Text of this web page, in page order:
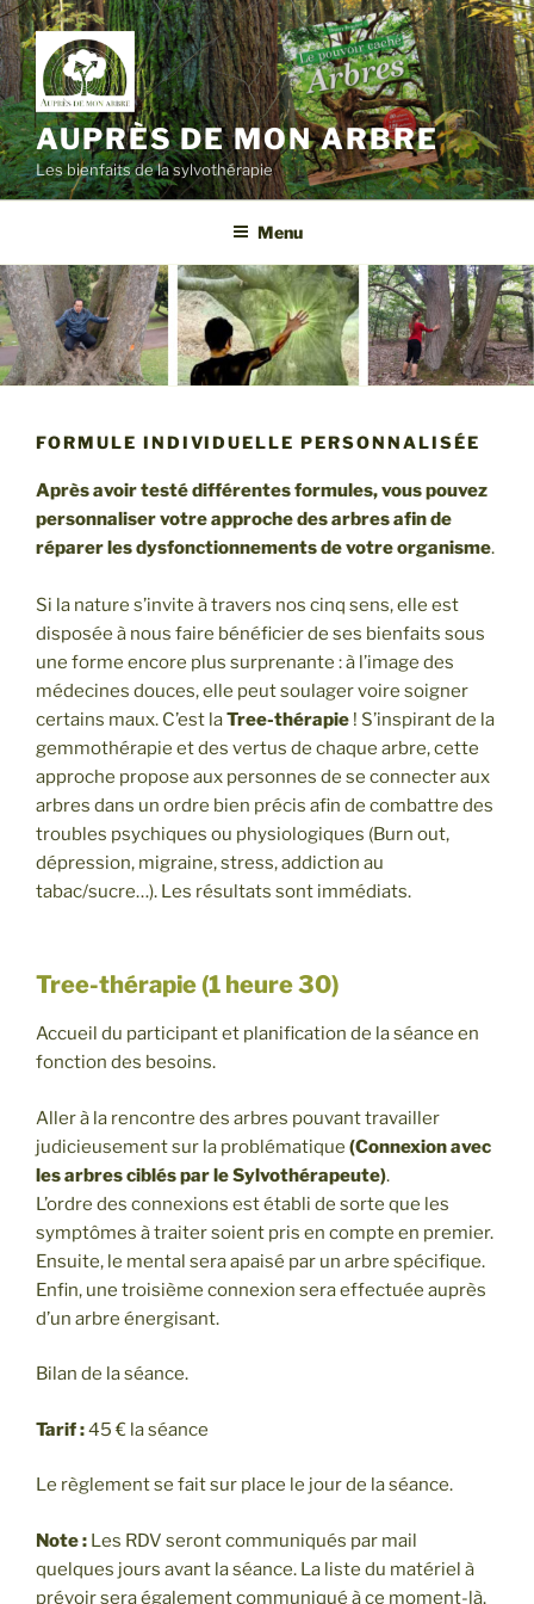
Aller
au
contenu
principal
AUPRÈS DE MON ARBRE
Les bienfaits de la sylvothérapie
Menu
FORMULE INDIVIDUELLE PERSONNALISÉE
Après avoir testé différentes formules, vous pouvez
personnaliser votre approche des arbres afin de
réparer les dysfonctionnements de votre organisme.
Si la nature s’invite à travers nos cinq sens, elle est
disposée à nous faire bénéficier de ses bienfaits sous
une forme encore plus surprenante : à l’image des
médecines douces, elle peut soulager voire soigner
certains maux. C’est laTree-thérapie ! S’inspirant de la
gemmothérapie et des vertus de chaque arbre, cette
approche propose aux personnes de se connecter aux
arbres dans un ordre bien précis afin de combattre des
troubles psychiques ou physiologiques (Burn out,
dépression, migraine, stress, addiction au
tabac/sucre…). Les résultats sont immédiats.
Tree-thérapie (1 heure 30)
Accueil du participant et planification de la séance en
fonction des besoins.
Aller à la rencontre des arbres pouvant travailler
judicieusement sur la problématique (Connexion avec
les arbres ciblés par le Sylvothérapeute).
L’ordre des connexions est établi de sorte que les
symptômes à traiter soient pris en compte en premier.
Ensuite, le mental sera apaisé par un arbre spécifique.
Enfin, une troisième connexion sera effectuée auprès
d’un arbre énergisant.
Bilan de la séance.
Tarif :45 € la séance
Le règlement se fait sur place le jour de la séance.
Note : Les RDV seront communiqués par mail
quelques jours avant la séance. La liste du matériel à
prévoir sera également communiqué à ce moment-là.